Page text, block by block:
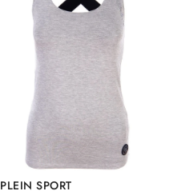
PLEIN SPORT